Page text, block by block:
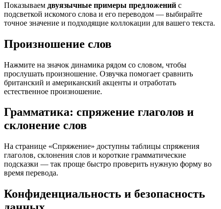
Показываем двуязычные примеры предложений с
подсветкой искомого слова и его переводом — выбирайте
точное значение и подходящие коллокации для вашего текста.
Произношение слов
Нажмите на значок динамика рядом со словом, чтобы
прослушать произношение. Озвучка помогает сравнить
британский и американский акценты и отработать
естественное произношение.
Грамматика: спряжение глаголов и
склонение слов
На странице «Спряжение» доступны таблицы спряжения
глаголов, склонения слов и короткие грамматические
подсказки — так проще быстро проверить нужную форму во
время перевода.
Конфиденциальность и безопасность